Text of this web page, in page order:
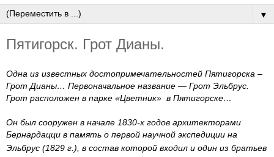
▼
Пятигорск. Грот Дианы.
Одна из известных достопримечательностей Пятигорска –
Грот Дианы… Первоначальное название — Грот Эльбрус.
Грот расположен в парке «Цветник» в Пятигорске…
Он был сооружен в начале 1830-х годов архитекторами
Бернардацци в память о первой научной экспедиции на
Эльбрус (1829 г .), в состав которой входил и один из братьев